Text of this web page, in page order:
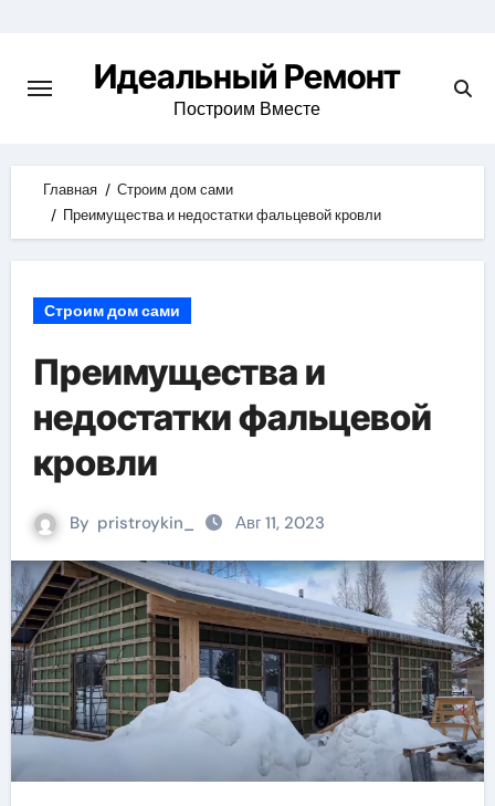
content
Идеальный Ремонт
Построим Вместе
Главная
Строим дом сами
Преимущества и недостатки фальцевой кровли
Строим дом сами
Преимущества и
недостатки фальцевой
кровли
By pristroykin_ Авг 11, 2023